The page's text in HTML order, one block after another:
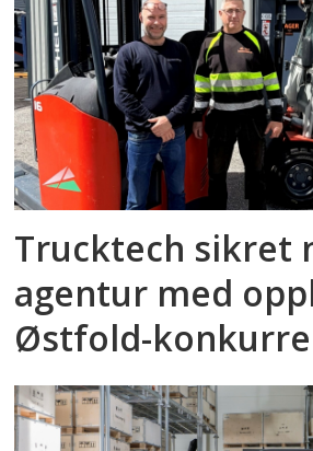
Trucktech sikret
agentur med
Østfold-